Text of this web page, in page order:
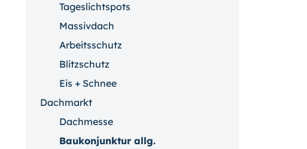
Tageslichtspots
Massivdach
Arbeitsschutz
Blitzschutz
Eis + Schnee
Dachmarkt
Dachmesse
Baukonjunktur allg.